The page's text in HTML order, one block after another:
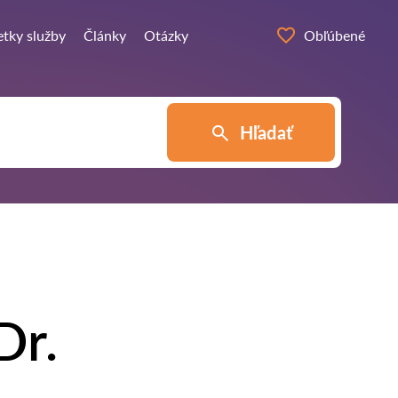
služby Články Otázky Obľúbené
Hľadať